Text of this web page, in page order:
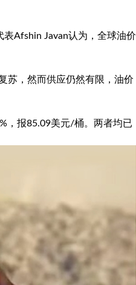
Afshin Javan认为，全球油价
苏，然而供应仍然有限，油价
，报85.09美元/桶。两者均已